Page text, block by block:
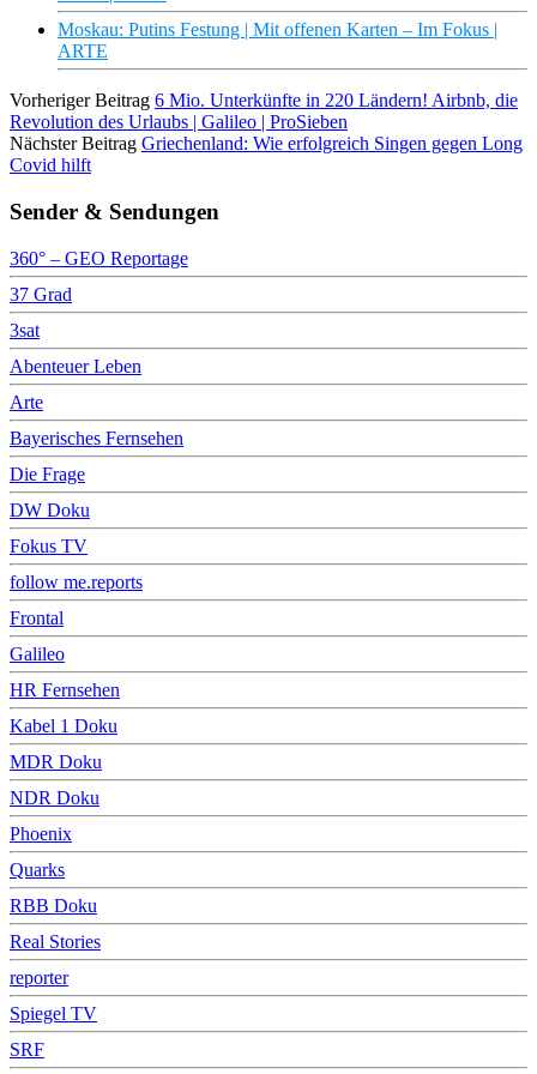
Moskau: Putins Festung | Mit offenen Karten – Im Fokus |
ARTE
Vorheriger Beitrag 6 Mio. Unterkünfte in 220 Ländern! Airbnb, die
Revolution des Urlaubs | Galileo | ProSieben
Nächster Beitrag Griechenland: Wie erfolgreich Singen gegen Long
Covid hilft
Sender & Sendungen
360° – GEO Reportage
37 Grad
3sat
Abenteuer Leben
Arte
Bayerisches Fernsehen
Die Frage
DW Doku
Fokus TV
follow me.reports
Frontal
Galileo
HR Fernsehen
Kabel 1 Doku
MDR Doku
NDR Doku
Phoenix
Quarks
RBB Doku
Real Stories
reporter
Spiegel TV
SRF